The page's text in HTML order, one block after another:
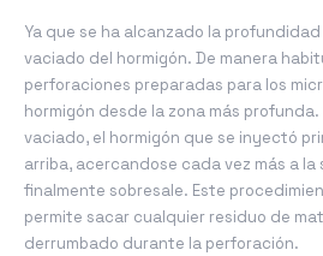
Ya que se ha alcanzado la
vaciado del hormigón. De manera
perforaciones preparadas para los
hormigón desde la zona más
vaciado, el hormigón que se inyectó
arriba, acercandose cada vez más a
finalmente sobresale. Este
permite sacar cualquier residuo de
derrumbado durante la perforación.